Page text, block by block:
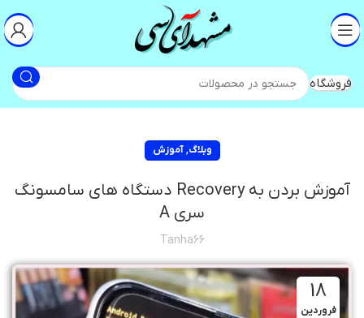
فروشگاه
وبلاگ,آموزش
آموزش بردن به Recovery دستگاه های سامسونگ
سری A
Tanha66
18
فروردین